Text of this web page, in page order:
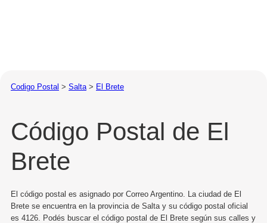
Codigo Postal > Salta > El Brete
Código Postal de El
Brete
El código postal es asignado por Correo Argentino. La ciudad de El
Brete se encuentra en la provincia de Salta y su código postal oficial
es 4126. Podés buscar el código postal de El Brete según sus calles y